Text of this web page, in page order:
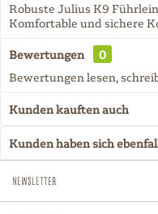
Robuste Julius K9
Komfortable und sichere
Bewertungen
0
Bewertungen lesen,
Kunden kauften auch
Kunden haben sich
Newsletter